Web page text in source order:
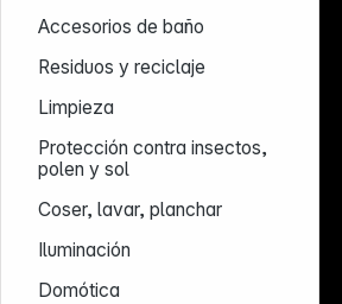
Accesorios de baño
Residuos y reciclaje
Limpieza
Protección contra insectos,
polen y sol
Coser, lavar, planchar
Iluminación
Domótica